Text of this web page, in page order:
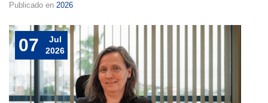
Publicado en 2026
07
Jul
2026